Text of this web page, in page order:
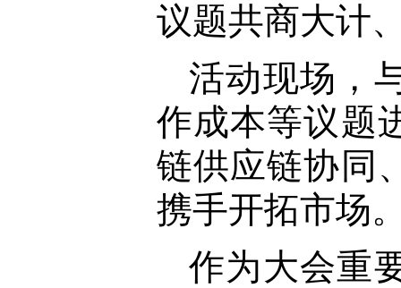
议题共商大计
活动现场，
作成本等议题
链供应链协同
携手开拓市场
作为大会重